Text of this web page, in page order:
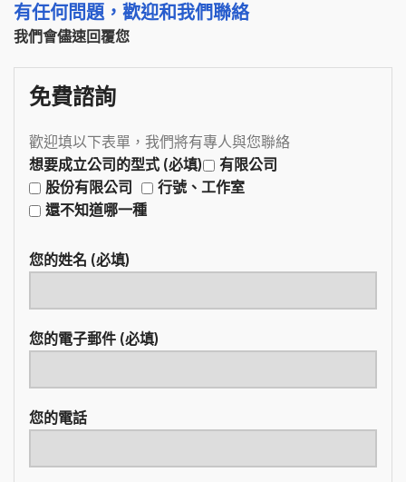
有任何問題，歡迎和我們聯絡
我們會儘速回覆您
免費諮詢
歡迎填以下表單，我們將有專人與您聯絡
想要成立公司的型式 (必填)
有限公司
股份有限公司
行號、工作室
還不知道哪一種
您的姓名 (必填)
您的電子郵件 (必填)
您的電話